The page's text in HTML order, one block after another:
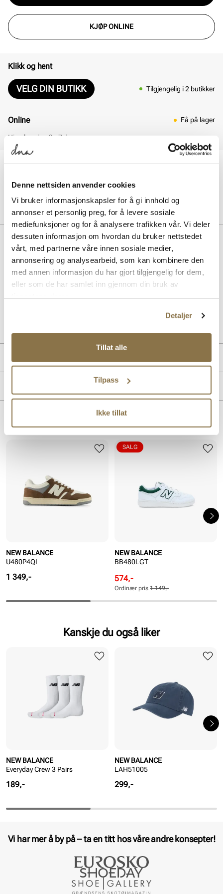
Denne nettsiden anvender cookies
Vi bruker informasjonskapsler for å gi innhold og
annonser et personlig preg, for å levere sosiale
mediefunksjoner og for å analysere trafikken vår. Vi deler
dessuten informasjon om hvordan du bruker nettstedet
vårt, med partnerne våre innen sosiale medier,
annonsering og analysearbeid, som kan kombinere den
med annen informasjon du har gjort tilgjengelig for dem,
eller som de har samlet inn gjennom din bruk av
Detaljer
Tillat alle
Tilpass
Ikke tillat
KJØP ONLINE
Klikk og hent
VELG DIN BUTIKK Tilgjengelig i 2 butikker
Online Få på lager
Hjemlevering 3 - 7 dager
30 dagers åpent kjøp
Hjemlevering 3-7 dager
Gratis retur i butikk
BESKRIVELSE
New Balance BB480 er en klassisk og kul court sneaker med
referanser til den retro basket-looken. Upper i skinn og yttersåle i
gummi viser kvaliteten i alle elementene i skoen og gjør denne stylen
til en sikkert valg om man ønsker en anvendelig og kul sneaker.
Semsket skinn, Syntetisk
Innersåle:Textil
Lignende produkter
NEW BALANCE
U480P4QI
Pris
1 349,-
NEW BALANCE
BB480LGT
Rabattert
pris
Pris
574,-
Ordinær
pris
Pris
Ordinær pris 1 149,-
SALG
Kanskje du også liker
NEW BALANCE
Everyday Crew 3 Pairs
Pris
189,-
NEW BALANCE
LAH51005
Pris
299,-
Vi har mer å by på – ta en titt hos våre andre konsepter!